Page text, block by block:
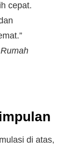
cepat.
di atas,